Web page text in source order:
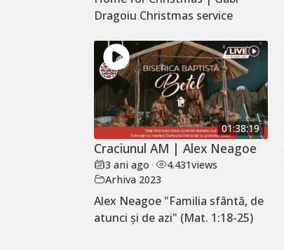
Dragoiu Christmas service
01:38:19
Craciunul AM | Alex Neagoe
3 ani ago • 4.431views
Arhiva 2023
Alex Neagoe "Familia sfântă, de
atunci și de azi" (Mat. 1:18-25)